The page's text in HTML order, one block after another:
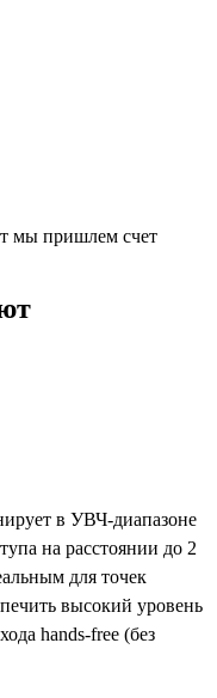
мы пришлем счет
в УВЧ-диапазоне
на расстоянии до 2
для точек
высокий уровень
hands-free (без